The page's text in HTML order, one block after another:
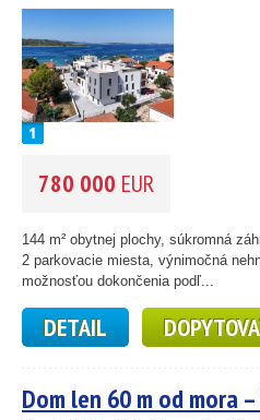
780 000 EUR
144 m² obytnej plochy, súkromná
2 parkovacie miesta, výnimočná
možnosťou dokončenia podľ...
DETAIL
Dom len 60 m od mora